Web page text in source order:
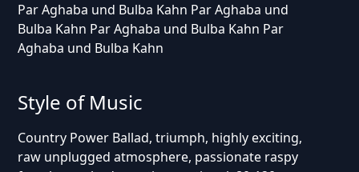
Par Aghaba und Bulba Kahn Par Aghaba und
Bulba Kahn Par Aghaba und Bulba Kahn Par
Aghaba und Bulba Kahn
Style of Music
Country Power Ballad, triumph, highly exciting,
raw unplugged atmosphere, passionate raspy